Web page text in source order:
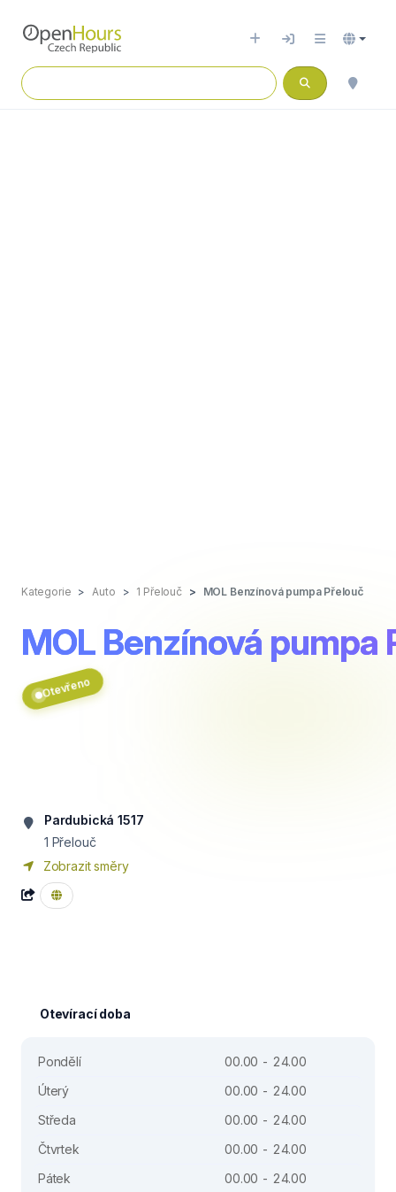
Kategorie Auto 1 Přelouč MOL Benzínová pumpa Přelouč
MOL Benzínová pumpa
Otevřeno
Pardubická 1517
1 Přelouč
Zobrazit směry
Otevírací doba
Pondělí
00.00 - 24.00
Úterý
00.00 - 24.00
Středa
00.00 - 24.00
Čtvrtek
00.00 - 24.00
Pátek
00.00 - 24.00